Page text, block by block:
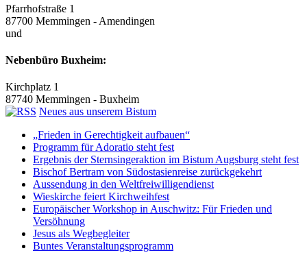
Pfarrhofstraße 1
87700 Memmingen - Amendingen
und
Nebenbüro Buxheim:
Kirchplatz 1
87740 Memmingen - Buxheim
Neues aus unserem Bistum
„Frieden in Gerechtigkeit aufbauen“
Programm für Adoratio steht fest
Ergebnis der Sternsingeraktion im Bistum Augsburg steht fest
Bischof Bertram von Südostasienreise zurückgekehrt
Aussendung in den Weltfreiwilligendienst
Wieskirche feiert Kirchweihfest
Europäischer Workshop in Auschwitz: Für Frieden und
Versöhnung
Jesus als Wegbegleiter
Buntes Veranstaltungsprogramm